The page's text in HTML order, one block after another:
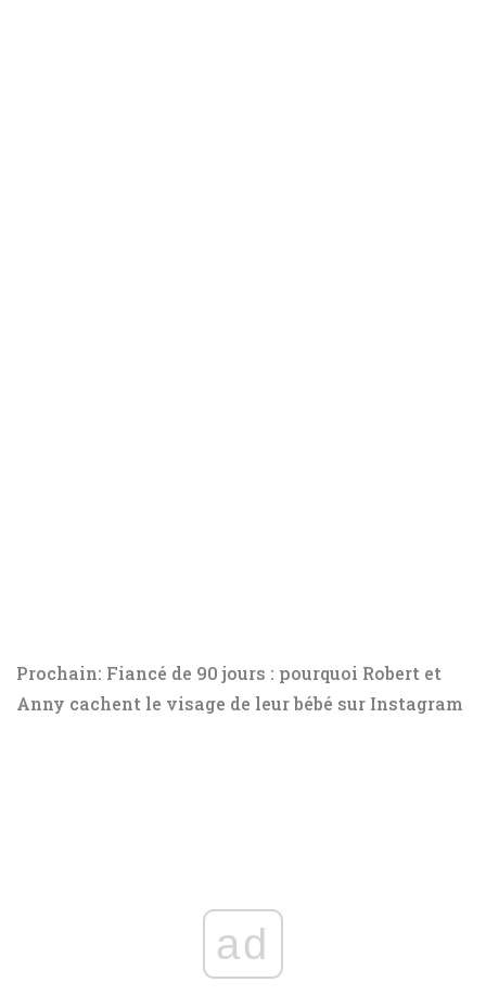
Prochain: Fiancé de 90 jours : pourquoi Robert et
Anny cachent le visage de leur bébé sur Instagram
ad